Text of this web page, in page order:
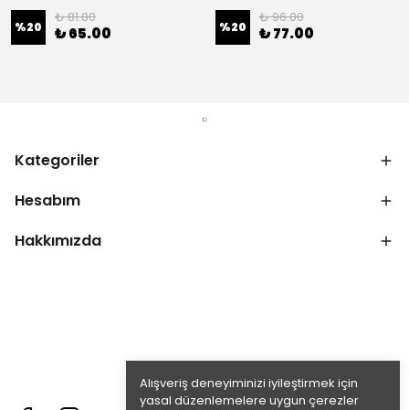
Alışveriş deneyiminizi iyileştirmek için
yasal düzenlemelere uygun çerezler
%20
₺ 81.00
₺ 65.00 %20
₺ 96.00
₺ 77.00
Kategoriler
Hesabım
Hakkımızda